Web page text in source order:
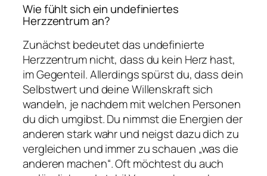
Wie fühlt sich ein undefiniertes
Herzzentrum an?
Zunächst bedeutet das undefinierte
Herzzentrum nicht, dass du kein Herz hast,
im Gegenteil. Allerdings spürst du, dass dein
Selbstwert und deine Willenskraft sich
wandeln, je nachdem mit welchen Personen
du dich umgibst. Du nimmst die Energien der
anderen stark wahr und neigst dazu dich zu
vergleichen und immer zu schauen „was die
anderen machen“. Oft möchtest du auch